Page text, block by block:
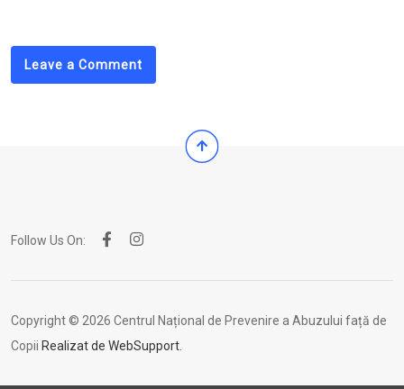
Leave a Comment
Follow Us On:
Copyright © 2026 Centrul Național de Prevenire a Abuzului față de
Copii Realizat de WebSupport.